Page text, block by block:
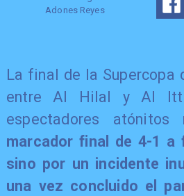
Adones Reyes
La final de la Supercopa
entre Al Hilal y Al
espectadores
marcador final de 4-1 a
sino por un incidente
una vez concluido el